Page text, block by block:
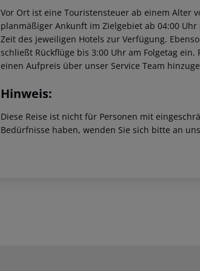
Vor Ort ist eine Touristensteuer ab einem Alter
planmäßiger Ankunft im Zielgebiet ab 04:00
Zeit des jeweiligen Hotels zur Verfügung.
schließt Rückflüge bis 3:00 Uhr am Folgetag
einen Aufpreis über unser Service Team
Hinweis:
Diese Reise ist nicht für Personen mit
Bedürfnisse haben, wenden Sie sich bitte an